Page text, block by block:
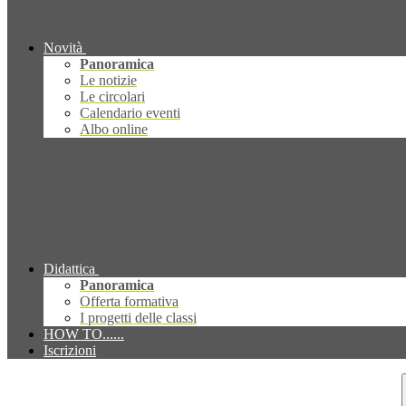
Novità
Panoramica
Le notizie
Le circolari
Calendario eventi
Albo online
Didattica
Panoramica
Offerta formativa
I progetti delle classi
HOW TO......
Iscrizioni